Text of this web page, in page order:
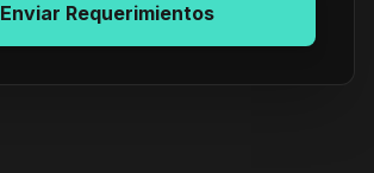
Enviar Requerimientos